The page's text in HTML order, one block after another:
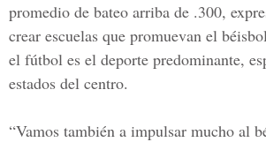
promedio de bateo arriba de .300,
crear escuelas que promuevan el
el fútbol es el deporte predominante,
estados del centro.
“Vamos también a impulsar mucho al